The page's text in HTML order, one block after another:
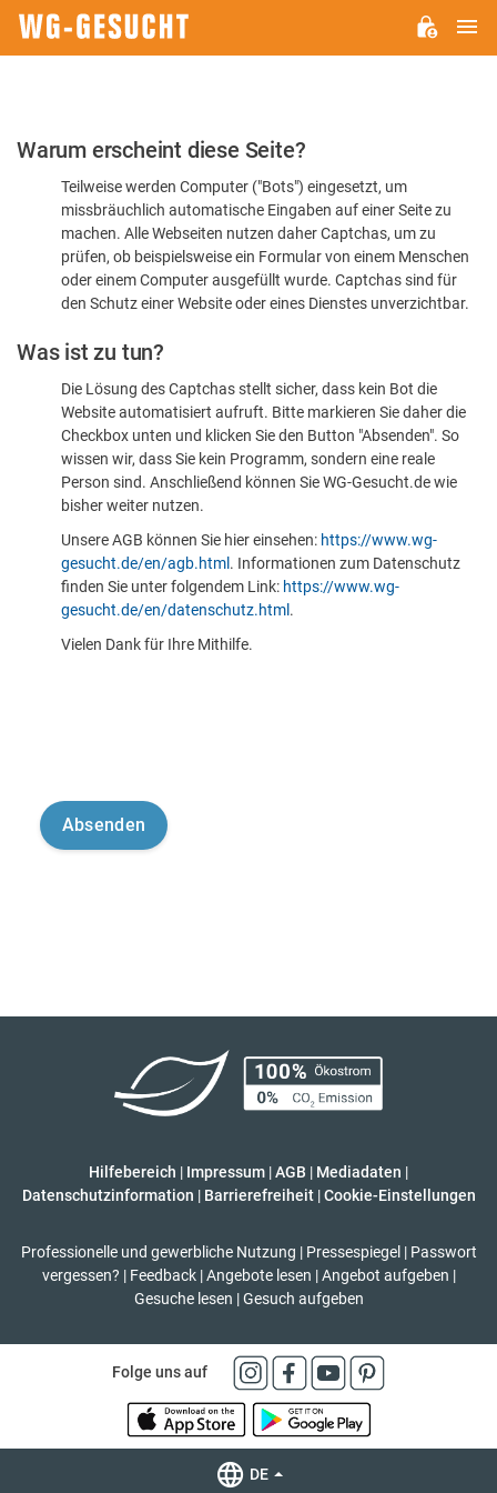
Bitte
dass
sind
Warum erscheint diese Seite?
Teilweise werden Computer ("Bots") eingesetzt, um
missbräuchlich automatische Eingaben auf einer Seite zu
machen. Alle Webseiten nutzen daher Captchas, um zu
prüfen, ob beispielsweise ein Formular von einem Menschen
oder einem Computer ausgefüllt wurde. Captchas sind für
den Schutz einer Website oder eines Dienstes unverzichtbar.
Was ist zu tun?
Die Lösung des Captchas stellt sicher, dass kein Bot die
Website automatisiert aufruft. Bitte markieren Sie daher die
Checkbox unten und klicken Sie den Button "Absenden". So
wissen wir, dass Sie kein Programm, sondern eine reale
Person sind. Anschließend können Sie WG-Gesucht.de wie
bisher weiter nutzen.
Unsere AGB können Sie hier einsehen: https://www.wg-
gesucht.de/en/agb.html . Informationen zum Datenschutz
finden Sie unter folgendem Link: https://www.wg-
gesucht.de/en/datenschutz.html .
Vielen Dank für Ihre Mithilfe.
Hilfebereich | Impressum |AGB | Mediadaten |
Datenschutzinformation | Barrierefreiheit | Cookie-Einstellungen
Professionelle und gewerbliche Nutzung | Pressespiegel | Passwort
vergessen? | Feedback | Angebote lesen | Angebot aufgeben |
Gesuche lesen | Gesuch aufgeben
Folge uns auf
DE